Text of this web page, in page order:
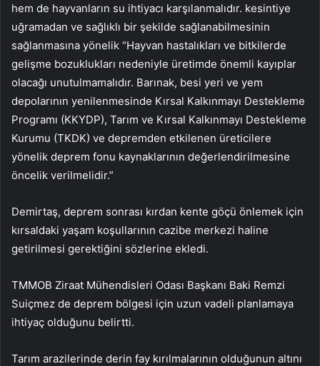
hem de hayvanların su ihtiyacı karşılanmalıdır. kesintiye
uğramadan ve sağlıklı bir şekilde sağlanabilmesinin
sağlanmasına yönelik “Hayvan hastalıkları ve bitkilerde
gelişme bozuklukları nedeniyle üretimde önemli kayıplar
olacağı unutulmamalıdır. Barınak, besi yeri ve yem
depolarının yenilenmesinde Kırsal Kalkınmayı Destekleme
Programı (KKYDP), Tarım ve Kırsal Kalkınmayı Destekleme
Kurumu (TKDK) ve depremden etkilenen üreticilere
yönelik deprem fonu kaynaklarının değerlendirilmesine
öncelik verilmelidir.”
Demirtaş, deprem sonrası kırdan kente göçü önlemek için
kırsaldaki yaşam koşullarının cazibe merkezi haline
getirilmesi gerektiğini sözlerine ekledi.
TMMOB Ziraat Mühendisleri Odası Başkanı Baki Remzi
Suiçmez de deprem bölgesi için uzun vadeli planlamaya
ihtiyaç olduğunu belirtti.
Tarım arazilerinde derin fay kırılmalarının olduğunun altını